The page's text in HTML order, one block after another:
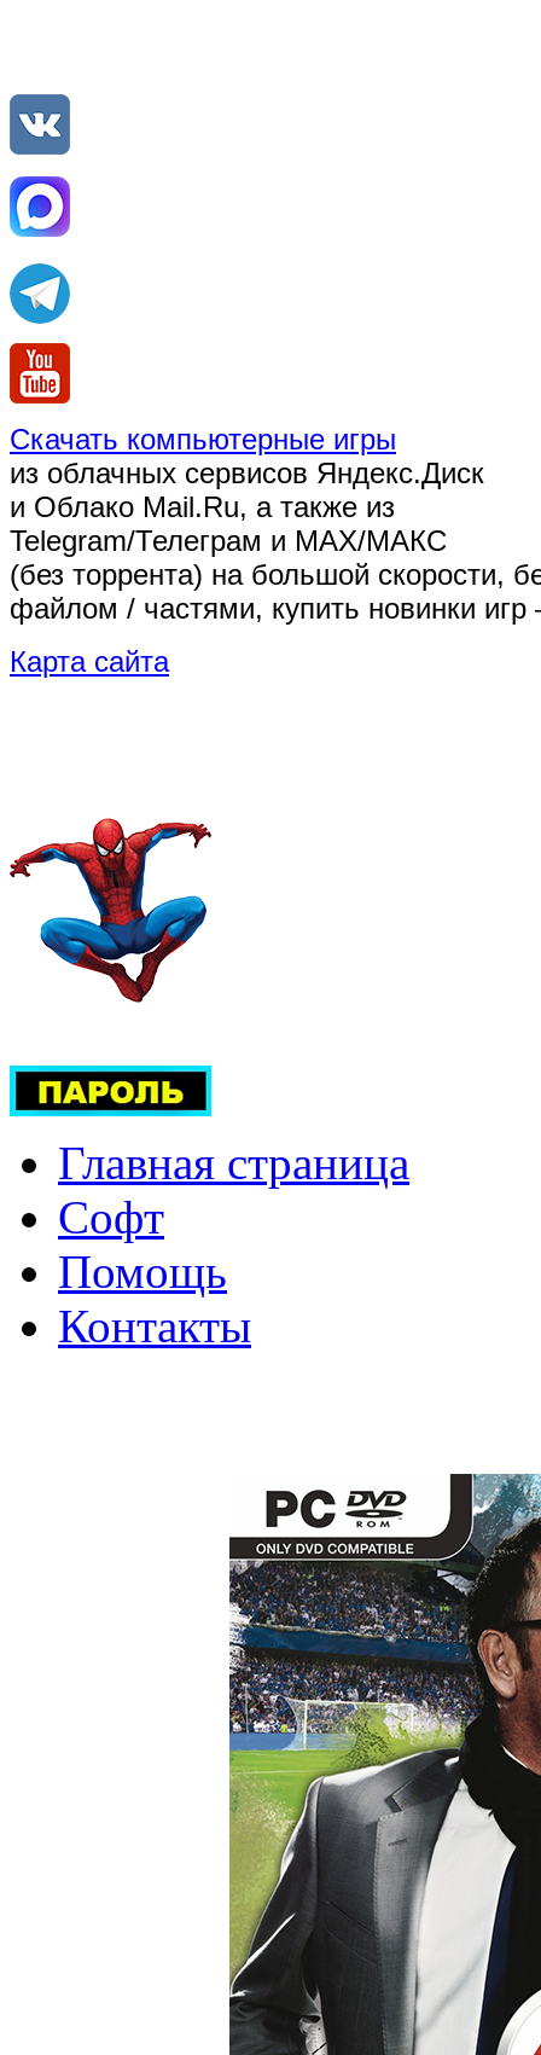
Скачать компьютерные игры
из облачных сервисов Яндекс.Диск
и Облако Mail.Ru, а также из
Telegram/Телеграм и MAX/МАКС
(без торрента) на большой скорости,
файлом / частями, купить новинки
Карта сайта
Главная страница
Софт
Помощь
Контакты